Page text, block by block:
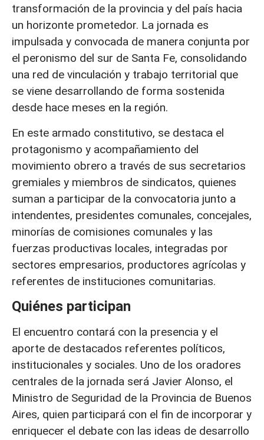
transformación de la provincia y del país hacia
un horizonte prometedor. La jornada es
impulsada y convocada de manera conjunta por
el peronismo del sur de Santa Fe, consolidando
una red de vinculación y trabajo territorial que
se viene desarrollando de forma sostenida
desde hace meses en la región.
En este armado constitutivo, se destaca el
protagonismo y acompañamiento del
movimiento obrero a través de sus secretarios
gremiales y miembros de sindicatos, quienes
suman a participar de la convocatoria junto a
intendentes, presidentes comunales, concejales,
minorías de comisiones comunales y las
fuerzas productivas locales, integradas por
sectores empresarios, productores agrícolas y
referentes de instituciones comunitarias.
Quiénes participan
El encuentro contará con la presencia y el
aporte de destacados referentes políticos,
institucionales y sociales. Uno de los oradores
centrales de la jornada será Javier Alonso, el
Ministro de Seguridad de la Provincia de Buenos
Aires, quien participará con el fin de incorporar y
enriquecer el debate con las ideas de desarrollo